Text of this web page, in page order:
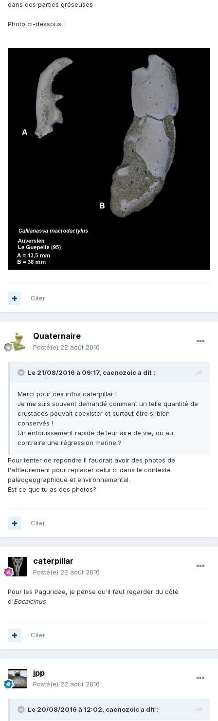
dans des parties gréseuses
Photo ci-dessous :
Citer
Quaternaire
Posté(e) 22 août 2016
Le 21/08/2016 à 09:17, caenozoica dit :
Merci pour ces infos caterpillar !
Je me suis souvent demandé comment un telle quantité de
crustacés pouvait coexister et surtout être si bien
conservés !
Un enfouissement rapide de leur aire de vie, ou au
contraire une régression marine ?
Pour tenter de repondre il faudrait avoir des photos de
l'affleurement pour replacer celui ci dans le contexte
paleogeographique et environnemental.
Est ce que tu as des photos?
Citer
caterpillar
Posté(e) 22 août 2016
Pour les Paguridae, je pense qu'il faut regarder du côté
d'Eocalcinus
Citer
jpp
Posté(e) 22 août 2016
Le 20/08/2016 à 12:02, caenozoica dit :